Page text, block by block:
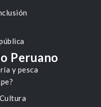
y pesca
Peruano